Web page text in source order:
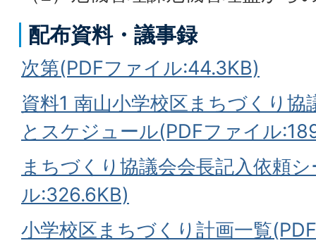
配布資料・議事録
次第(PDFファイル:44.3KB)
資料1 南山小学校区まちづくり協
とスケジュール(PDFファイル
まちづくり協議会会長記入依頼
ル:326.6KB)
小学校区まちづくり計画一覧